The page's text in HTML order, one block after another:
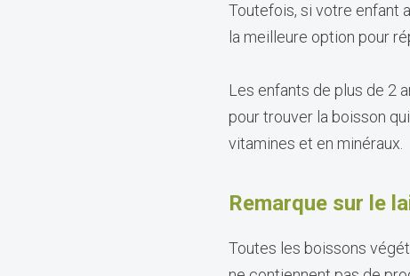
Toutefois, si votre enfant
la meilleure option pour
Les enfants de plus de 2
pour trouver la boisson
vitamines et en minéraux.
Remarque sur le
Toutes les boissons